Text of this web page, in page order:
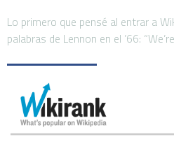
Lo primero que pensé al entrar a
palabras de Lennon en el ’66: